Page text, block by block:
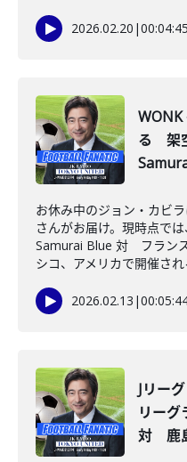
2026.02.20 |00:04:45
WONK
る 架
お休み中のジョン・カビ
さんがお届け。現時点で
Samurai Blue 対 フラン
シコ、アメリカで開催され
2026.02.13 |
Jリー
リー
対 鹿